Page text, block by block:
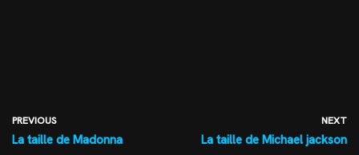
PREVIOUS
La taille de Madonna
NEXT
La taille de Michael jackson